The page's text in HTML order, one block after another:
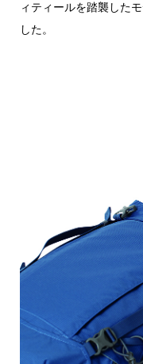
ィティールを踏襲した
した。